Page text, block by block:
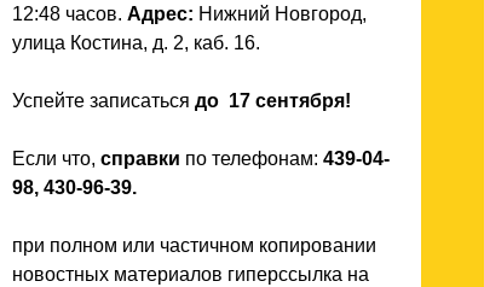
12:48 часов. Адрес: Нижний Новгород,
улица Костина, д. 2, каб. 16.
Успейте записаться до 17 сентября!
Если что, справки по телефонам: 439-04-
98, 430-96-39.
при полном или частичном копировании
новостных материалов гиперссылка на